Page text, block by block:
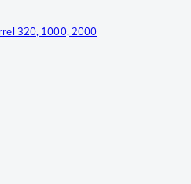
320, 1000, 2000